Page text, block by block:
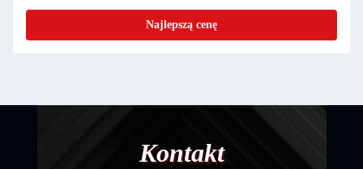
Najlepszą cenę
Kontakt